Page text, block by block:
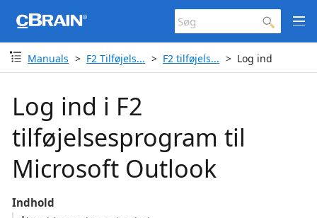
Manuals F2 Tilføjels... F2 tilføjels... Log ind
Log ind i F2
tilføjelsesprogram til
Microsoft Outlook
Indhold